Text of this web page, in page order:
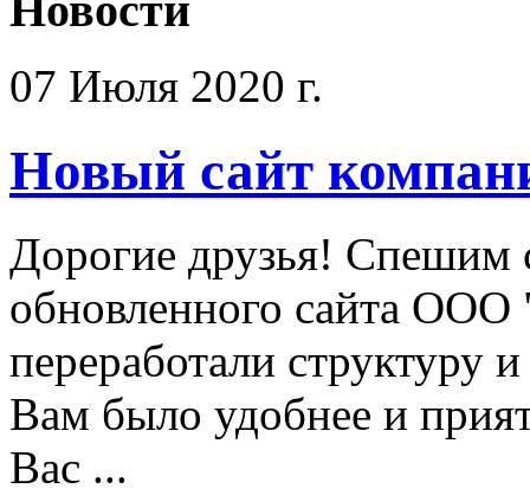
07 Июля 2020 г.
Новый сайт
Дорогие друзья! Спешим
обновленного сайта
переработали структуру
Вам было удобнее и
Вас ...